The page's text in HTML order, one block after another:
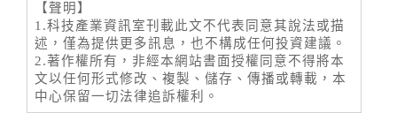
【聲明】
1.科技產業資訊室刊載此文不代表同意其說法或描
述，僅為提供更多訊息，也不構成任何投資建議。
2.著作權所有，非經本網站書面授權同意不得將本
文以任何形式修改、複製、儲存、傳播或轉載，本
中心保留一切法律追訴權利。